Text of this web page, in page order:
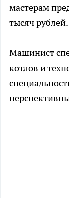
мастерам
тысяч рублей.
Машинист
котлов и